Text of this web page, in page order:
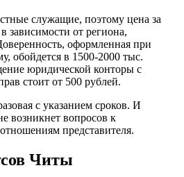
служащие, поэтому цена за
зависимости от региона,
оформленная при
обойдется в 1500-2000 тыс.
юридической конторы с
стоит от 500 рублей.
с указанием сроков. И
возникнет вопросов к
представителя.
Читы